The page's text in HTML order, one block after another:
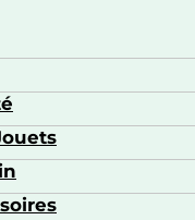
sauvages